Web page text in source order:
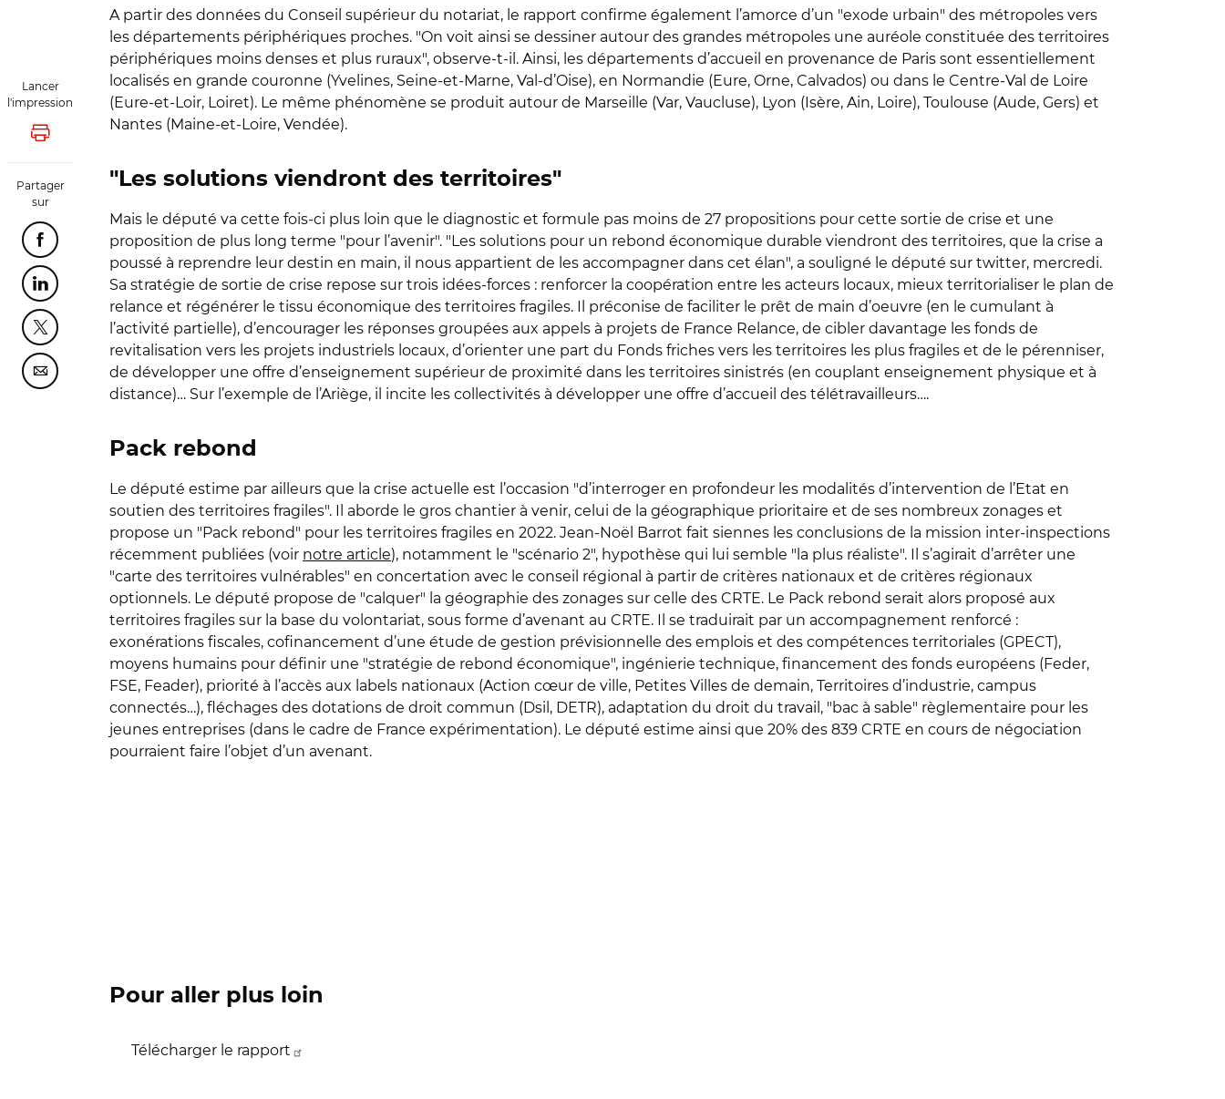
Lancer
l'impression
Lancer l'impression
Partager
sur
Partager cette page sur Facebook
Partager cette page sur Linkedin
Partager cette page sur Twitter
Partager cette page sur Courriel
A partir des données du Conseil supérieur du notariat, le rapport confirme également l’amorce d’un "exode urbain" des métropoles vers
les départements périphériques proches. "On voit ainsi se dessiner autour des grandes métropoles une auréole constituée des territoires
périphériques moins denses et plus ruraux", observe-t-il. Ainsi, les départements d’accueil en provenance de Paris sont essentiellement
localisés en grande couronne (Yvelines, Seine-et-Marne, Val-d’Oise), en Normandie (Eure, Orne, Calvados) ou dans le Centre-Val de Loire
(Eure-et-Loir, Loiret). Le même phénomène se produit autour de Marseille (Var, Vaucluse), Lyon (Isère, Ain, Loire), Toulouse (Aude, Gers) et
Nantes (Maine-et-Loire, Vendée).
"Les solutions viendront des territoires"
Mais le député va cette fois-ci plus loin que le diagnostic et formule pas moins de 27 propositions pour cette sortie de crise et une
proposition de plus long terme "pour l’avenir". "Les solutions pour un rebond économique durable viendront des territoires, que la crise a
poussé à reprendre leur destin en main, il nous appartient de les accompagner dans cet élan", a souligné le député sur twitter, mercredi.
Sa stratégie de sortie de crise repose sur trois idées-forces : renforcer la coopération entre les acteurs locaux, mieux territorialiser le plan de
relance et régénérer le tissu économique des territoires fragiles. Il préconise de faciliter le prêt de main d’oeuvre (en le cumulant à
l’activité partielle), d’encourager les réponses groupées aux appels à projets de France Relance, de cibler davantage les fonds de
revitalisation vers les projets industriels locaux, d’orienter une part du Fonds friches vers les territoires les plus fragiles et de le pérenniser,
de développer une offre d’enseignement supérieur de proximité dans les territoires sinistrés (en couplant enseignement physique et à
distance)… Sur l’exemple de l’Ariège, il incite les collectivités à développer une offre d’accueil des télétravailleurs….
Pack rebond
Le député estime par ailleurs que la crise actuelle est l’occasion "d’interroger en profondeur les modalités d’intervention de l’Etat en
soutien des territoires fragiles". Il aborde le gros chantier à venir, celui de la géographique prioritaire et de ses nombreux zonages et
propose un "Pack rebond" pour les territoires fragiles en 2022. Jean-Noël Barrot fait siennes les conclusions de la mission inter-inspections
récemment publiées (voir notre article), notamment le "scénario 2", hypothèse qui lui semble "la plus réaliste". Il s’agirait d’arrêter une
"carte des territoires vulnérables" en concertation avec le conseil régional à partir de critères nationaux et de critères régionaux
optionnels. Le député propose de "calquer" la géographie des zonages sur celle des CRTE. Le Pack rebond serait alors proposé aux
territoires fragiles sur la base du volontariat, sous forme d’avenant au CRTE. Il se traduirait par un accompagnement renforcé :
exonérations fiscales, cofinancement d’une étude de gestion prévisionnelle des emplois et des compétences territoriales (GPECT),
moyens humains pour définir une "stratégie de rebond économique", ingénierie technique, financement des fonds européens (Feder,
FSE, Feader), priorité à l’accès aux labels nationaux (Action cœur de ville, Petites Villes de demain, Territoires d’industrie, campus
connectés…), fléchages des dotations de droit commun (Dsil, DETR), adaptation du droit du travail, "bac à sable" règlementaire pour les
jeunes entreprises (dans le cadre de France expérimentation). Le député estime ainsi que 20% des 839 CRTE en cours de négociation
pourraient faire l’objet d’un avenant.
Pour aller plus loin
Télécharger le rapport